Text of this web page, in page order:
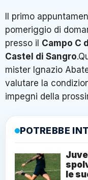
Il primo
pomeriggio di
presso il Campo C
Castel di Sangro
mister Ignazio
valutare la
impegni della
POTREBBE
le